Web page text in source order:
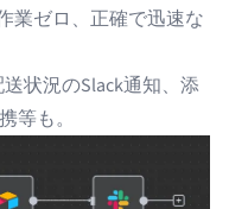
業ゼロ、正確で迅速な
状況のSlack通知、添
等も。